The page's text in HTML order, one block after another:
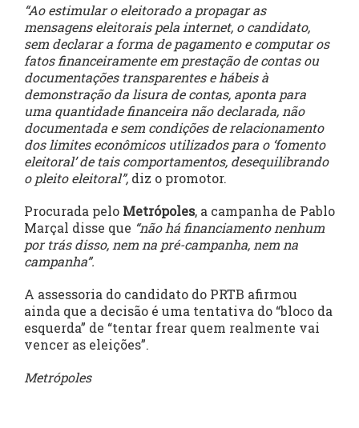
“Ao estimular o eleitorado a propagar as
mensagens eleitorais pela internet, o candidato,
sem declarar a forma de pagamento e computar os
fatos financeiramente em prestação de contas ou
documentações transparentes e hábeis à
demonstração da lisura de contas, aponta para
uma quantidade financeira não declarada, não
documentada e sem condições de relacionamento
dos limites econômicos utilizados para o ‘fomento
eleitoral’ de tais comportamentos, desequilibrando
o pleito eleitoral”, diz o promotor.
Procurada pelo Metrópoles, a campanha de Pablo
Marçal disse que “não há financiamento nenhum
por trás disso, nem na pré-campanha, nem na
campanha”.
A assessoria do candidato do PRTB afirmou
ainda que a decisão é uma tentativa do “bloco da
esquerda” de “tentar frear quem realmente vai
vencer as eleições”.
Metrópoles